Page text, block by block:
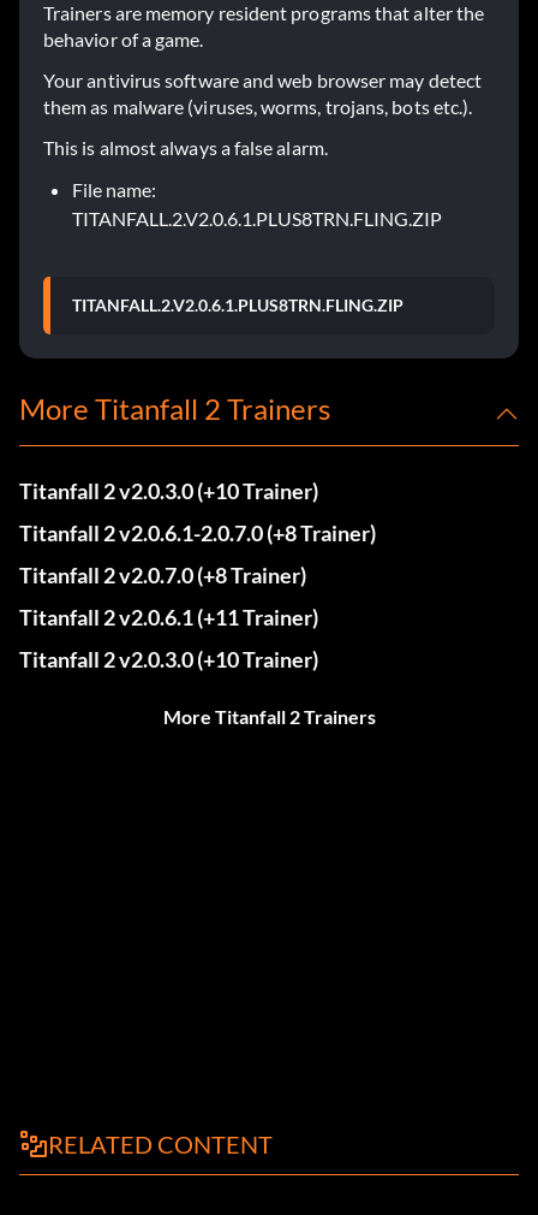
Trainers are memory resident programs that alter the
behavior of a game.
Your antivirus software and web browser may detect
them as malware (viruses, worms, trojans, bots etc.).
This is almost always a false alarm.
File name:
TITANFALL.2.V2.0.6.1.PLUS8TRN.FLING.ZIP
TITANFALL.2.V2.0.6.1.PLUS8TRN.FLING.ZIP
More Titanfall 2 Trainers
Titanfall 2 v2.0.3.0 (+10 Trainer)
Titanfall 2 v2.0.6.1-2.0.7.0 (+8 Trainer)
Titanfall 2 v2.0.7.0 (+8 Trainer)
Titanfall 2 v2.0.6.1 (+11 Trainer)
Titanfall 2 v2.0.3.0 (+10 Trainer)
More Titanfall 2 Trainers
RELATED CONTENT